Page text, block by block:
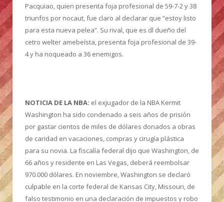
Pacquiao, quien presenta foja profesional de 59-7-2 y 38
triunfos por nocaut, fue claro al declarar que “estoy listo
para esta nueva pelea”. Su rival, que es dl dueño del
cetro welter amebeísta, presenta foja profesional de 39-
4 y ha noqueado a 36 enemigos.
NOTICIA DE LA NBA: el exjugador de la NBA Kermit
Washington ha sido condenado a seis años de prisión
por gastar cientos de miles de dólares donados a obras
de caridad en vacaciones, compras y cirugía plástica
para su novia. La fiscalía federal dijo que Washington, de
66 años y residente en Las Vegas, deberá reembolsar
970.000 dólares. En noviembre, Washington se declaró
culpable en la corte federal de Kansas City, Missouri, de
falso testimonio en una declaración de impuestos y robo